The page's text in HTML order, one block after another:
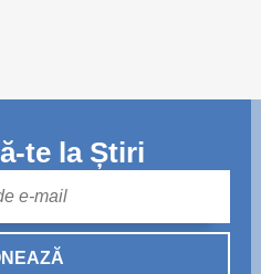
te la Știri